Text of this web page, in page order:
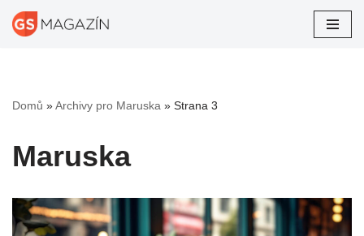
Domů »Archivy pro Maruska » Strana 3
Maruska